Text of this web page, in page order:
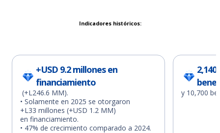
Indicadores históricos:
+USD 9.2 millones en
financiamiento
(+L246.6 MM).
• Solamente en 2025 se otorgaron
+L33 millones (+USD 1.2 MM)
en financiamiento.
• 47% de crecimiento comparado a 2024.
y 10,700